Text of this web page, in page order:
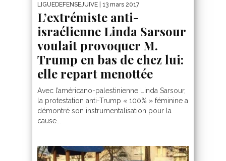
LIGUEDEFENSEJUIVE | 13 mars 2017
L’extrémiste anti-
israélienne Linda Sarsour
voulait provoquer M.
Trump en bas de chez lui:
elle repart menottée
Avec l’américano-palestinienne Linda Sarsour,
la protestation anti-Trump « 100% » féminine a
démontré son instrumentalisation pour la
cause...